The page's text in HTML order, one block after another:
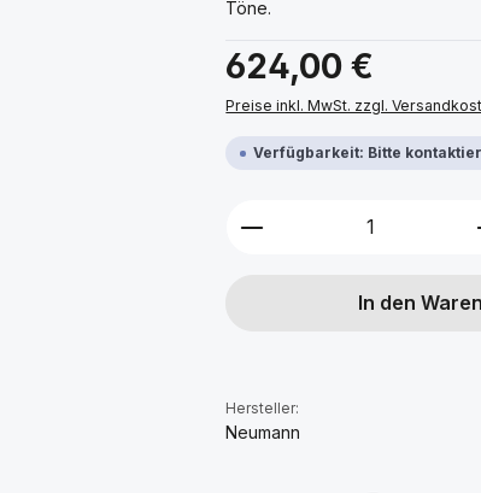
Töne.
Regulärer Preis:
624,00 €
Preise inkl. MwSt. zzgl.
Verfügbarkeit: Bitte
Produkt Anzahl:
In den
Hersteller:
Neumann